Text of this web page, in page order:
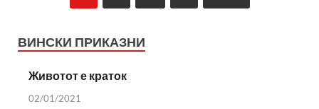
ВИНСКИ ПРИКАЗНИ
Животот е краток
02/01/2021